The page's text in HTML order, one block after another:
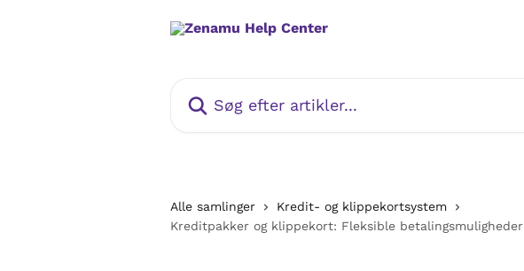
Alle samlinger
Kredit- og klippekortsystem
Kreditpakker og klippekort: Fleksible betalingsmuligheder